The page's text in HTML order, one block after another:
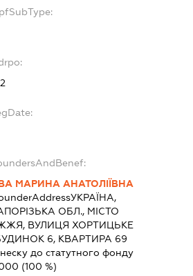
МАРИНА АНАТОЛІЇВНА
УКРАЇНА,
ОБЛ., МІСТО
ВУЛИЦЯ ХОРТИЦЬКЕ
6, КВАРТИРА 69
до статутного фонду
(100 %)